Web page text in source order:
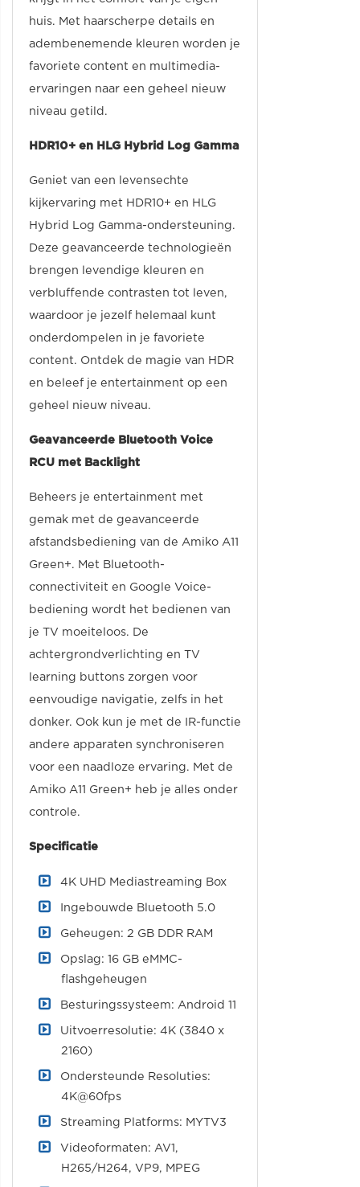
huis. Met haarscherpe details en
adembenemende kleuren worden je
favoriete content en multimedia-
ervaringen naar een geheel nieuw
niveau getild.
HDR10+ en HLG Hybrid Log Gamma
Geniet van een levensechte
kijkervaring met HDR10+ en HLG
Hybrid Log Gamma-ondersteuning.
Deze geavanceerde technologieën
brengen levendige kleuren en
verbluffende contrasten tot leven,
waardoor je jezelf helemaal kunt
onderdompelen in je favoriete
content. Ontdek de magie van HDR
en beleef je entertainment op een
geheel nieuw niveau.
Geavanceerde Bluetooth Voice
RCU met Backlight
Beheers je entertainment met
gemak met de geavanceerde
afstandsbediening van de Amiko A11
Green+. Met Bluetooth-
connectiviteit en Google Voice-
bediening wordt het bedienen van
je TV moeiteloos. De
achtergrondverlichting en TV
learning buttons zorgen voor
eenvoudige navigatie, zelfs in het
donker. Ook kun je met de IR-functie
andere apparaten synchroniseren
voor een naadloze ervaring. Met de
Amiko A11 Green+ heb je alles onder
controle.
Specificatie
4K UHD Mediastreaming Box
Ingebouwde Bluetooth 5.0
Geheugen: 2 GB DDR RAM
Opslag: 16 GB eMMC-
flashgeheugen
Besturingssysteem: Android 11
Uitvoerresolutie: 4K (3840 x
2160)
Ondersteunde Resoluties:
4K@60fps
Streaming Platforms: MYTV3
Videoformaten: AV1,
H265/H264, VP9, MPEG